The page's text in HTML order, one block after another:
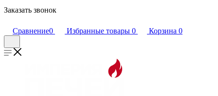
Заказать звонок
Сравнение0 Избранные товары 0 Корзина 0